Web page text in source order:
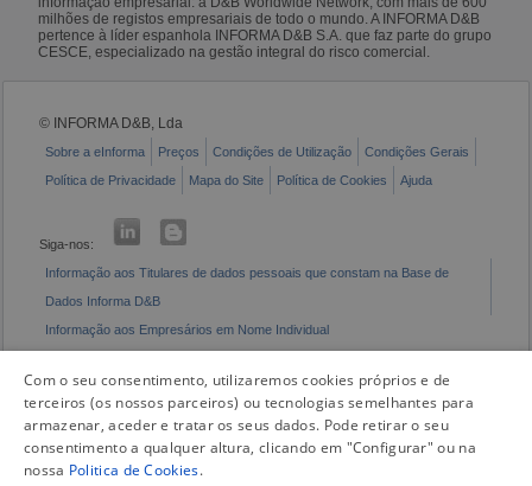
milhões de registos empresariais de todo o mundo. A INFORMA D&B
pertence à líder espanhola INFORMA D&B S.A. que faz parte do grupo
CESCE, especializado na gestão integral do risco comercial.
© INFORMA D&B, Lda
Sobre a eInforma Preços Condições de Utilização
Condições Gerais
Política de Privacidade
Mapa do Site Política de Cookies Ajuda
Siga-nos:
Informação aos Titulares de dados pessoais que constam na Base de
Dados Informa D&B
Informação aos Empresários em Nome Individual
Com o seu consentimento, utilizaremos cookies próprios e de
terceiros (os nossos parceiros) ou tecnologias semelhantes para
armazenar, aceder e tratar os seus dados. Pode retirar o seu
consentimento a qualquer altura, clicando em "Configurar" ou na
nossa Politica de Cookies.